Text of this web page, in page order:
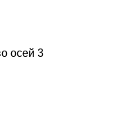
осей 3